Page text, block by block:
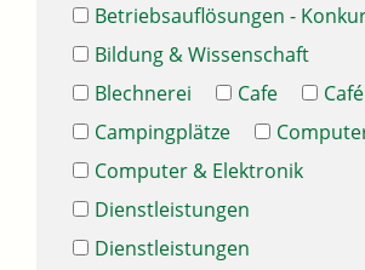
Betriebsauflösungen -
Bildung & Wissenschaft
Blechnerei
Cafe
Café
Campingplätze
Computer & Elektronik
Dienstleistungen
Dienstleistungen